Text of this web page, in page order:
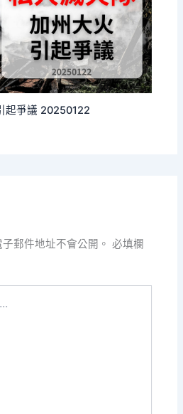
起爭議 20250122
郵件地址不會公開。 必填欄